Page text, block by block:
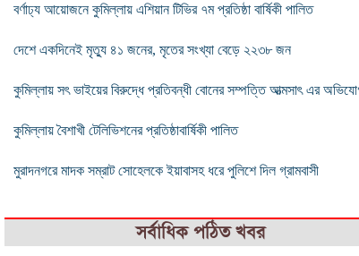
বর্ণাঢ্য আয়োজনে কুমিল্লায় এশিয়ান টিভির ৭ম প্রতিষ্ঠা বার্ষিকী পালিত
দেশে একদিনেই মৃত্যু ৪১ জনের, মৃতের সংখ্যা বেড়ে ২২৩৮ জন
কুমিল্লায় সৎ ভাইয়ের বিরুদ্ধে প্রতিবন্ধী বোনের সম্পত্তি আত্মসাৎ এর
কুমিল্লায় বৈশাখী টেলিভিশনের প্রতিষ্ঠাবার্ষিকী পালিত
মুরাদনগরে মাদক সম্রাট সোহেলকে ইয়াবাসহ ধরে পুলিশে দিল গ্রামবাসী
সর্বাধিক পঠিত খবর